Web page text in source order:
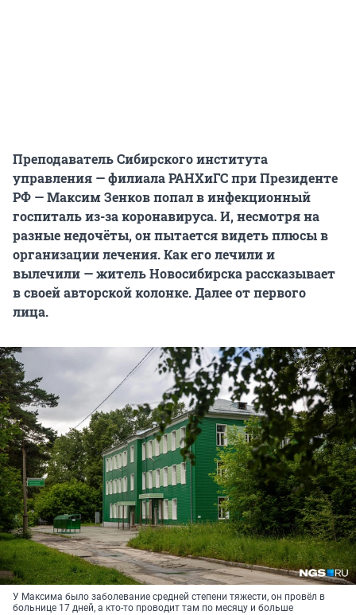
Преподаватель Сибирского института
управления — филиала РАНХиГС при Президенте
РФ — Максим Зенков попал в инфекционный
госпиталь из-за коронавируса. И, несмотря на
разные недочёты, он пытается видеть плюсы в
организации лечения. Как его лечили и
вылечили — житель Новосибирска рассказывает
в своей авторской колонке. Далее от первого
лица.
У Максима было заболевание средней степени тяжести, он провёл в
больнице 17 дней, а кто-то проводит там по месяцу и больше